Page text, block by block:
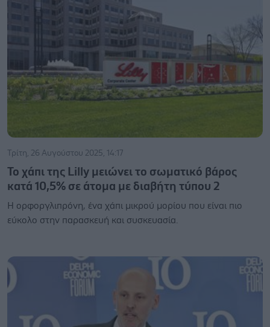
Τρίτη, 26 Αυγούστου 2025, 14:17
Το χάπι της Lilly μειώνει το σωματικό βάρος
κατά 10,5% σε άτομα με διαβήτη τύπου 2
Η ορφοργλιπρόνη, ένα χάπι μικρού μορίου που είναι πιο
εύκολο στην παρασκευή και συσκευασία.